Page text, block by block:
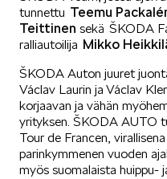
tunnettu Teemu
Teittinen sekä ŠKODA
ralliautoilija Mikko
ŠKODA Auton juuret
Václav Laurin ja Václav
korjaavan ja vähän
yrityksen. ŠKODA AUTO
Tour de Francen,
parinkymmenen vuoden
myös suomalaista huippu-